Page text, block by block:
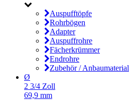
Auspufftöpfe
Rohrbögen
Adapter
Auspuffrohre
Fächerkrümmer
Endrohre
Zubehör / Anbaumaterial
Ø
2 3/4 Zoll
69,9 mm